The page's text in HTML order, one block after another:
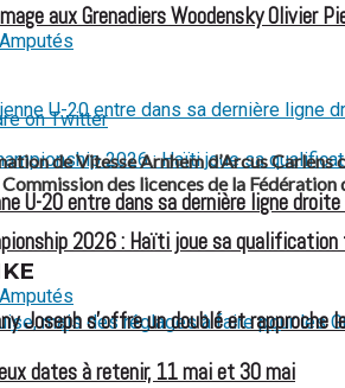
aux Grenadiers Woodensky Olivier
U-20 entre dans sa dernière ligne
2026 : Haïti joue sa
on Twitter
de Vitesse Arnhem d’Arcus
des licences de la
Joseph s’offre un doublé et
dates à retenir, 11 mai et 30 mai